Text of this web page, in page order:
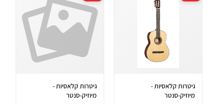
גיטרות קלאסיות -
מיוזיק-סנטר
גיטרות קלאסיות -
מיוזיק-סנטר